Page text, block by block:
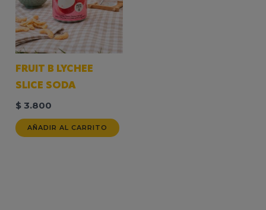
FRUIT B LYCHEE
SLICE SODA
$ 3.800
AÑADIR AL CARRITO